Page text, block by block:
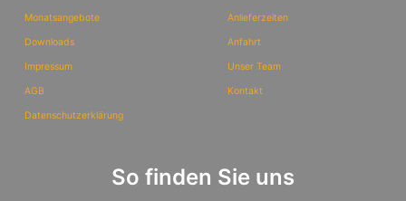
Monatsangebote
Downloads
Impressum
AGB
Datenschutzerklärung
Anlieferzeiten
Anfahrt
Unser Team
Kontakt
So finden Sie uns